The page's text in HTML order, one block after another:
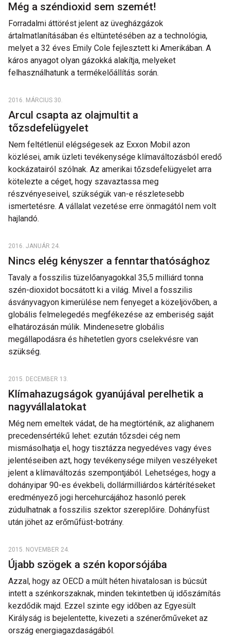
Még a széndioxid sem szemét!
Forradalmi áttörést jelent az üvegházgázok
ártalmatlanításában és eltüntetésében az a technológia,
melyet a 32 éves Emily Cole fejlesztett ki Amerikában. A
káros anyagot olyan gázokká alakítja, melyeket
felhasználhatunk a termékelőállítás során.
2016. MÁRCIUS 30.
Arcul csapta az olajmultit a
tőzsdefelügyelet
Nem feltétlenül elégségesek az Exxon Mobil azon
közlései, amik üzleti tevékenysége klímaváltozásból eredő
kockázatairól szólnak. Az amerikai tőzsdefelügyelet arra
kötelezte a céget, hogy szavaztassa meg
részvényeseivel, szükségük van-e részletesebb
ismertetésre. A vállalat vezetése erre önmagától nem volt
hajlandó.
2016. JANUÁR 24.
Nincs elég kényszer a fenntarthatósághoz
Tavaly a fosszilis tüzelőanyagokkal 35,5 milliárd tonna
szén-dioxidot bocsátott ki a világ. Mivel a fosszilis
ásványvagyon kimerülése nem fenyeget a közeljövőben, a
globális felmelegedés megfékezése az emberiség saját
elhatározásán múlik. Mindenesetre globális
megállapodásra és hihetetlen gyors cselekvésre van
szükség.
2015. DECEMBER 13.
Klímahazugságok gyanújával perelhetik a
nagyvállalatokat
Még nem emeltek vádat, de ha megtörténik, az alighanem
precedensértékű lehet: ezután tőzsdei cég nem
mismásolhatja el, hogy tisztázza negyedéves vagy éves
jelentéseiben azt, hogy tevékenysége milyen veszélyeket
jelent a klímaváltozás szempontjából. Lehetséges, hogy a
dohányipar 90-es évekbeli, dollármilliárdos kártérítéseket
eredményező jogi hercehurcájához hasonló perek
zúdulhatnak a fosszilis szektor szereplőire. Dohányfüst
után jöhet az erőműfüst-botrány.
2015. NOVEMBER 24.
Újabb szögek a szén koporsójába
Azzal, hogy az OECD a múlt héten hivatalosan is búcsút
intett a szénkorszaknak, minden tekintetben új időszámítás
kezdődik majd. Ezzel szinte egy időben az Egyesült
Királyság is bejelentette, kivezeti a szénerőműveket az
ország energiagazdaságából.